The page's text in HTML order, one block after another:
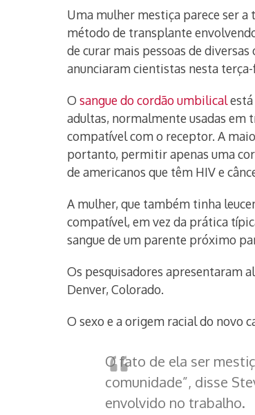
Uma mulher mestiça parece ser a
método de transplante
de curar mais pessoas de
anunciaram cientistas nesta
O sangue do cordão umbilicalestá
adultas, normalmente usadas em
compatível com o receptor. A
portanto, permitir apenas uma
de americanos que têm HIV e
A mulher, que também tinha
compatível, em vez da prática
sangue de um parente próximo
Os pesquisadores apresentaram
Denver, Colorado.
O sexo e a origem racial do novo
O fato de ela ser
comunidade”, disse
envolvido no trabalho.